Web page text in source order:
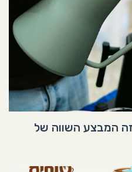
15 שקלים: זה המבצע השווה של